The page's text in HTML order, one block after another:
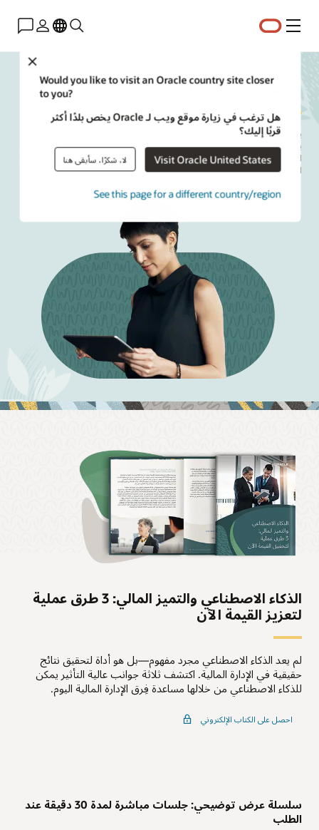
القائمة
Would you like to visit an Oracle country site closer
to you?
هل ترغب في زيارة موقع ويب لـ Oracle يخص بلدًا أكثر
قربًا إليك؟
Visit Oracle United States لا، شكرًا، سأبقى هنا
See this page for a different country/region
استراتيجيات المديرين الماليين
ينبغي على المديرين الماليين
يمكنهم الاستفادة من الذكاء الاصطناعي والتحليلات واتخاذ القرارات القائمة على
الرؤى للمساعدة في تحسين الموارد وتخفيف المخاطر وتمكين المرونة على المدى
الطويل.
الذكاء الاصطناعي والتميز المالي: 3 طرق عملية
لتعزيز القيمة الآن
لم يعد الذكاء الاصطناعي مجرد مفهوم—بل هو أداة لتحقيق نتائج
حقيقية في الإدارة المالية. اكتشف ثلاثة جوانب عالية التأثير يمكن
للذكاء الاصطناعي من خلالها مساعدة فِرق الإدارة المالية اليوم.
احصل على الكتاب الإلكتروني
سلسلة عرض توضيحي: جلسات مباشرة لمدة 30 دقيقة عند
الطلب